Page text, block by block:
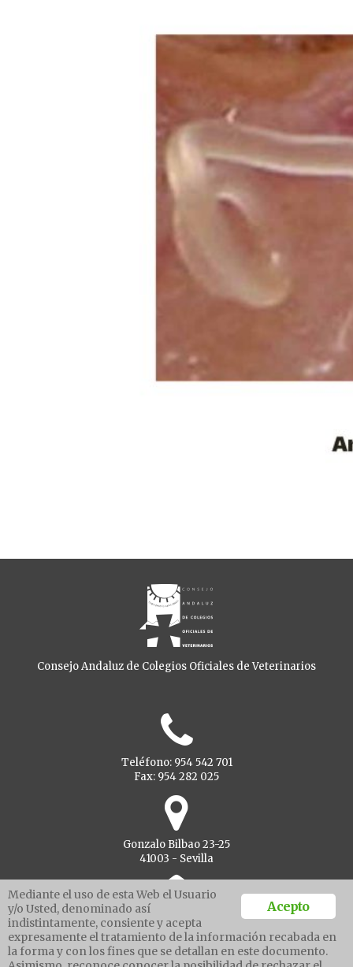
Consejo Andaluz de Colegios Oficiales de Veterinarios
Teléfono: 954 542 701
Fax: 954 282 025
Gonzalo Bilbao 23-25
41003 - Sevilla
Ventanilla unica
Acepto
Mediante el uso de esta Web el Usuario
y/o Usted, denominado así
indistintamente, consiente y acepta
expresamente el tratamiento de la información recabada en
la forma y con los fines que se detallan en este documento.